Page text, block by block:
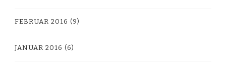
FEBRUAR 2016 (9)
JANUAR 2016 (6)